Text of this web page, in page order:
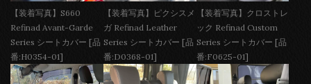
【装着写真】S660
Refinad Avant-Garde
Series シートカバー [品
番:H0354-01]
【装着写真】ピクシスメ
ガ Refinad Leather
Series シートカバー [品
番:D0368-01]
【装着写真】クロストレ
ック Refinad Custom
Series シートカバー [品
番:F0625-01]